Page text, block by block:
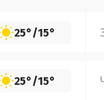
25°/15°
25°/15°